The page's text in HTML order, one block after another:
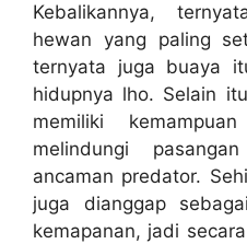
Kebalikannya,
hewan yang paling
ternyata juga buaya
hidupnya lho. Selain
memiliki
melindungi
ancaman predator.
juga dianggap
kemapanan, jadi